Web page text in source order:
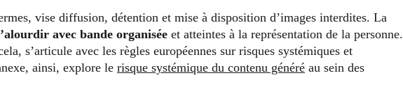
vise diffusion, détention et mise à disposition d’images interdites. La
avec bande organisée et atteintes à la représentation de la personne.
s’articule avec les règles européennes sur risques systémiques et
ainsi, explore le risque systémique du contenu généré au sein des